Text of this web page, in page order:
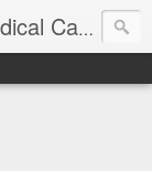
APLB - Sindicato - Delegacia Sindical Cacau Sul - Camacã-BA